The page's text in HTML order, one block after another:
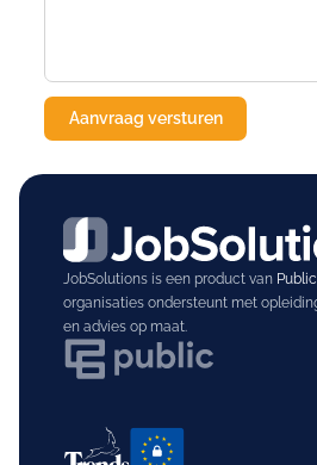
JobSolutions is een product van
organisaties ondersteunt met
en advies op maat.